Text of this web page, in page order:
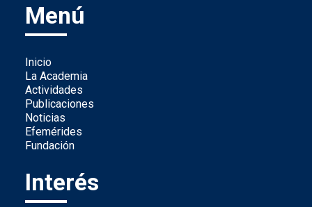
Menú
Inicio
La Academia
Actividades
Publicaciones
Noticias
Efemérides
Fundación
Interés